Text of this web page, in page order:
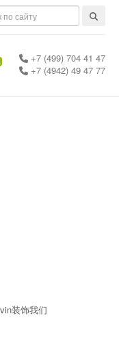
+7 (499) 704 41 47
+7 (4942) 49 47 77
装饰我们